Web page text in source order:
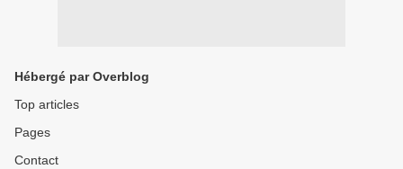
Hébergé par Overblog
Top articles
Pages
Contact